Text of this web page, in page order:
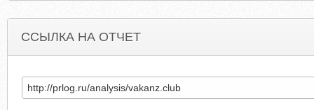
ССЫЛКА НА ОТЧЕТ